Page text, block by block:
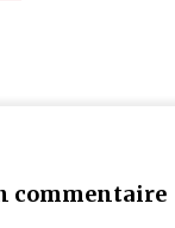
commentaire